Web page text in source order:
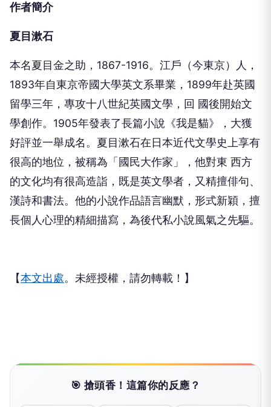
作者簡介
夏目漱石
本名夏目金之助，1867-1916。江戶（今東京）人，
1893年自東京帝國大學英文系畢業，1899年赴英國
留學三年，專攻十八世紀英國文學，回 國後開始文
學創作。1905年發表了長篇小說《我是貓》，大獲
好評並一舉成名。夏目漱石在日本近代文學史上享有
很高的地位，被稱為「國民大作家」，他對東 西方
的文化均有很高造詣，既是英文學者，又精擅俳句、
漢詩和書法。他的小說作品語言幽默，形式新穎，擅
長個人心理的精細描寫，為後代私小說風氣之先驅。
【本文出處。未經授權，請勿轉載！】
🎯 搶頭香！這篇你的反應？